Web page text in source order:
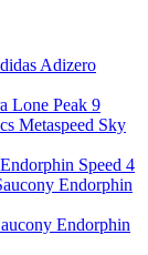
Adizero
Lone Peak 9
Metaspeed Sky
Speed 4
Endorphin
Endorphin